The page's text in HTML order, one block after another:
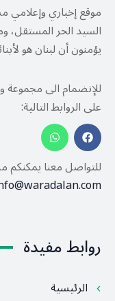
موقع إخباري وإعلامي
السيد الحر المستقل،
يؤمنون أن لبنان هو
للإنضمام الى
على الروابط التالية:
للتواصل معنا يمكنكم
روابط مفيدة
الرئيسية